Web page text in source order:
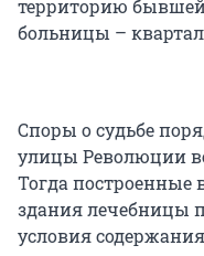
территорию
больницы –
Споры о судьбе
улицы Революции
Тогда построенные
здания лечебницы
условия